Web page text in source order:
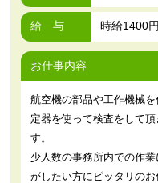
給 与 時給1400円
お仕事内容
航空機の部品や工作機械
定器を使って検査をして
す。
少人数の事務所内での作
がしたい方にピッタリのお